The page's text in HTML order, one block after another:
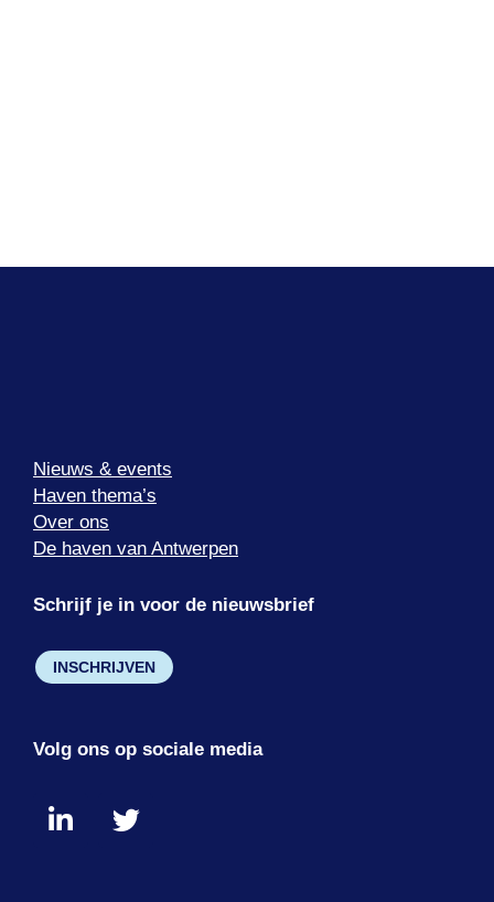
Nieuws & events
Haven thema’s
Over ons
De haven van Antwerpen
Schrijf je in voor de nieuwsbrief
INSCHRIJVEN
Volg ons op sociale media